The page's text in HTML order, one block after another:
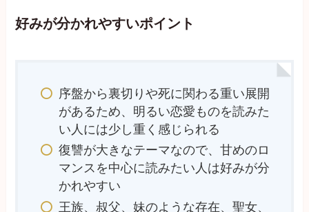
好みが分かれやすいポイント
序盤から裏切りや死に関わる重い展開
があるため、明るい恋愛ものを読みた
い人には少し重く感じられる
復讐が大きなテーマなので、甘めのロ
マンスを中心に読みたい人は好みが分
かれやすい
王族、叔父、妹のような存在、聖女、